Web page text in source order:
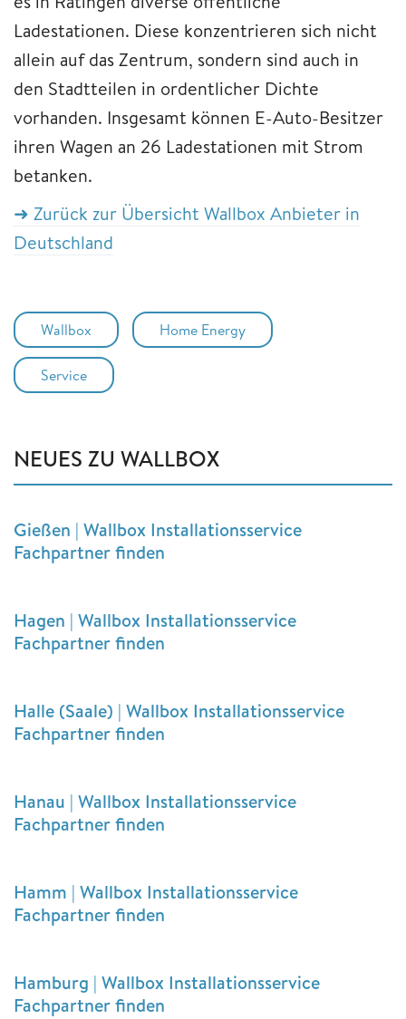
Ladestationen. Diese konzentrieren sich nicht
allein auf das Zentrum, sondern sind auch in
den Stadtteilen in ordentlicher Dichte
vorhanden. Insgesamt können E-Auto-Besitzer
ihren Wagen an 26 Ladestationen mit Strom
betanken.
➜ Zurück zur Übersicht Wallbox Anbieter in
Deutschland
Wallbox Home Energy
Service
NEUES ZU WALLBOX
Gießen | Wallbox Installationsservice
Fachpartner finden
Hagen | Wallbox Installationsservice
Fachpartner finden
Halle (Saale) | Wallbox Installationsservice
Fachpartner finden
Hanau | Wallbox Installationsservice
Fachpartner finden
Hamm | Wallbox Installationsservice
Fachpartner finden
Hamburg | Wallbox Installationsservice
Fachpartner finden